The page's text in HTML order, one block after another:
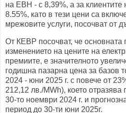
на ЕВН - с 8,39%, а за
8.55%, като в тези цени са
мрежовите услуги, посочват от
От КЕВР посочват, че основната
изменението на цените на
премиите, е значителното
годишна пазарна цена за базов
2024 - юни 2025 г. с повече от
212,12 лв./MWh), което отразява
30-то ноември 2024 г. и
период до 30-ти юни 2025г.